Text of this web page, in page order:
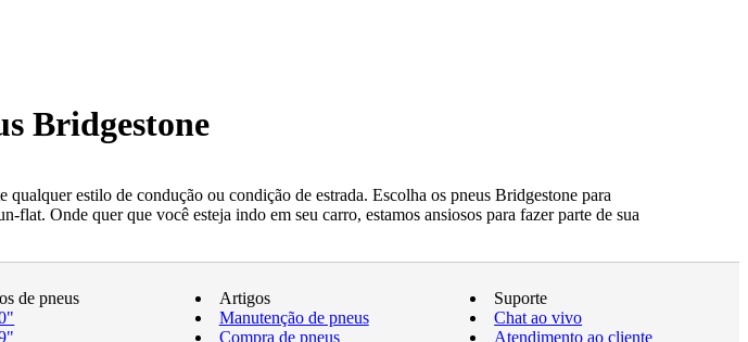
Bridgestone
estilo de condução ou condição de estrada. Escolha os pneus Bridgestone para
Onde quer que você esteja indo em seu carro, estamos ansiosos para fazer parte de sua
de pneus
Artigos
Manutenção de pneus
Compra de pneus
Suporte
Chat ao vivo
Atendimento ao cliente